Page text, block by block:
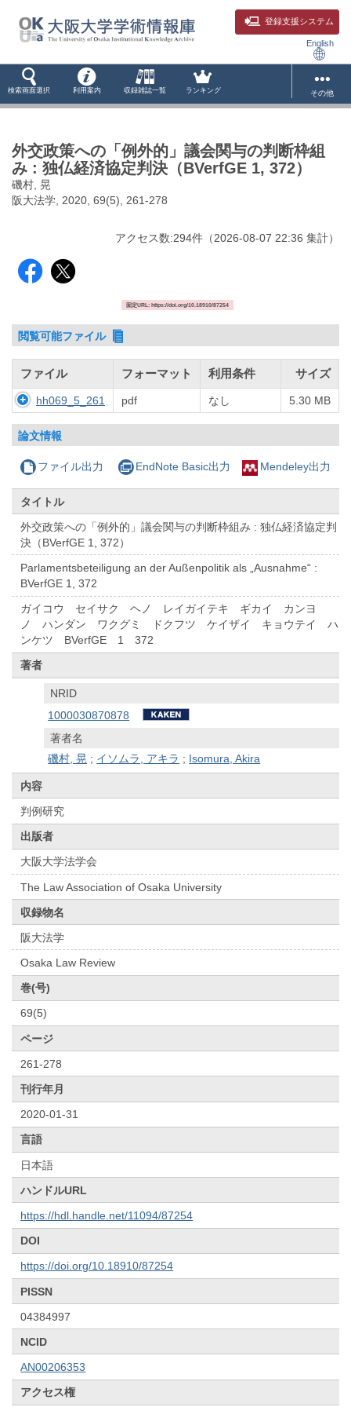
登録支援システム
English
検索画面選択 利用案内 収録雑誌一覧 ランキング その他
外交政策への「例外的」議会関与の判断枠組
み : 独仏経済協定判決（BVerfGE 1, 372）
磯村, 晃
阪大法学, 2020, 69(5), 261-278
アクセス数:294件 （2026-08-07 22:36 集計）
固定URL: https://doi.org/10.18910/87254
閲覧可能ファイル
ファイル フォーマット 利用条件 サイズ
hh069_5_261 pdf なし 5.30 MB
論文情報
ファイル出力 EndNote Basic出力 Mendeley出力
タイトル
外交政策への「例外的」議会関与の判断枠組み : 独仏経済協定判
決（BVerfGE 1, 372）
Parlamentsbeteiligung an der Außenpolitik als „Ausnahme“ :
BVerfGE 1, 372
ガイコウ セイサク ヘノ レイガイテキ ギカイ カンヨ
ノ ハンダン ワクグミ ドクフツ ケイザイ キョウテイ ハ
ンケツ BVerfGE 1 372
著者
NRID
1000030870878
著者名
磯村, 晃 ; イソムラ, アキラ ; Isomura, Akira
内容
判例研究
出版者
大阪大学法学会
The Law Association of Osaka University
収録物名
阪大法学
Osaka Law Review
巻(号)
69(5)
ページ
261-278
刊行年月
2020-01-31
言語
日本語
ハンドルURL
https://hdl.handle.net/11094/87254
DOI
https://doi.org/10.18910/87254
PISSN
04384997
NCID
AN00206353
アクセス権